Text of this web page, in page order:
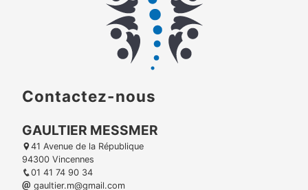
Contactez-nous
GAULTIER MESSMER
41 Avenue de la République
94300 Vincennes
01 41 74 90 34
gaultier.m@gmail.com